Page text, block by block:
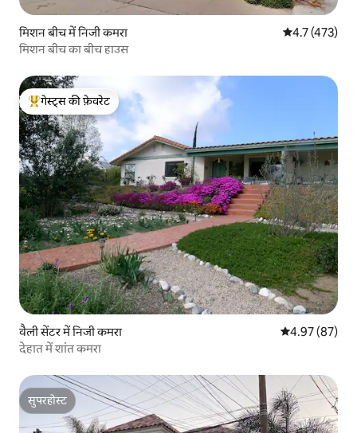
मिशन बीच में निजी कमरा औसत रेटिंग 5 में
4.7 (473)
मिशन बीच का बीच हाउस
गेस्ट्स का टॉप फ़ेवरेट
गेस्ट्स की फ़ेवरेट
वैली सेंटर में निजी कमरा औसत रेटिंग 5 में
4.97 (87)
देहात में शांत कमरा
सुपरहोस्ट
सुपरहोस्ट